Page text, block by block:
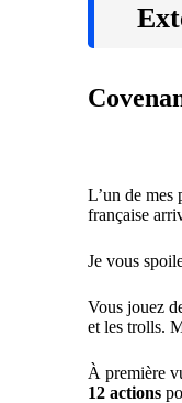
L’un de mes
française
Je vous
Vous jouez
et les trolls.
À première
12 actions